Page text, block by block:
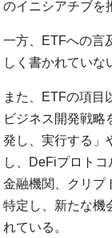
のイニシアチブを
一方、ETFへの言
しく書かれていな
また、ETFの項目
ビジネス開発戦略
発し、実行する」
し、DeFiプロト
金融機関、クリプ
特定し、新たな機
れている。